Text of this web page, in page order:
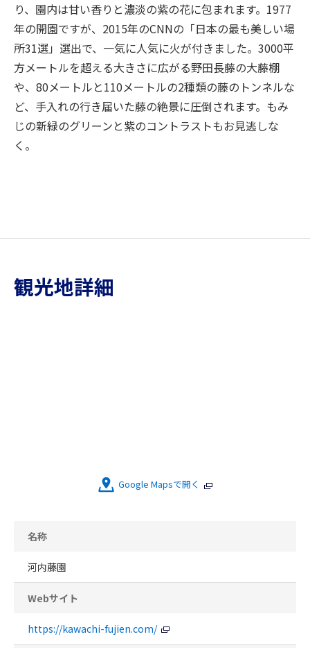
り、園内は甘い香りと濃淡の紫の花に包まれます。1977
年の開園ですが、2015年のCNNの「日本の最も美しい場
所31選」選出で、一気に人気に火が付きました。3000平
方メートルを超える大きさに広がる野田長藤の大藤棚
や、80メートルと110メートルの2種類の藤のトンネルな
ど、手入れの行き届いた藤の絶景に圧倒されます。もみ
じの新緑のグリーンと紫のコントラストもお見逃しな
く。
観光地詳細
Google Mapsで開く
名称
河内藤園
Webサイト
https://kawachi-fujien.com/